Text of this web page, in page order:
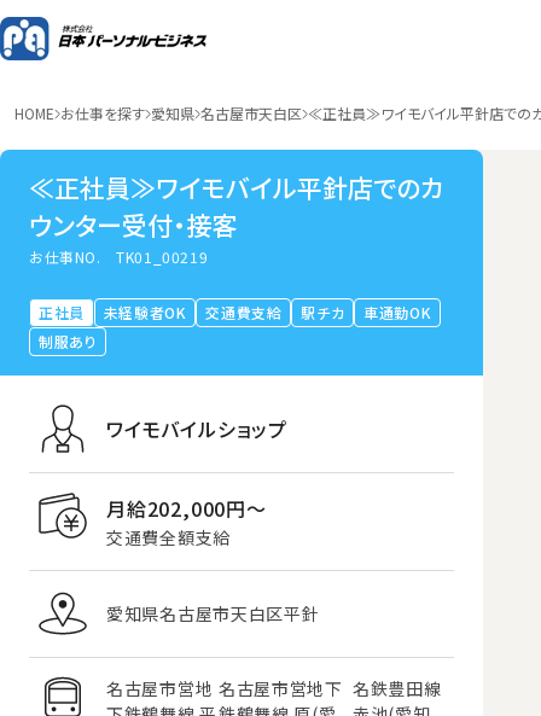
HOME お仕事を探す 愛知県 名古屋市天白区 ≪正社員≫ワイモバイル平針店での
≪正社員≫ワイモバイル平針店でのカ
ウンター受付・接客
お仕事NO.TK01_00219
正社員 未経験者OK 交通費支給 駅チカ
車通勤OK
制服あり
ワイモバイルショップ
月給202,000円〜
交通費全額支給
愛知県名古屋市天白区平針
名古屋市営地 名古屋市営地下 名鉄豊田線